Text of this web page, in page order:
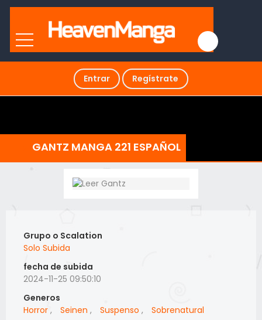
Entrar Regístrate
GANTZ MANGA 221 ESPAÑOL
Grupo o Scalation
Solo Subida
fecha de subida
2024-11-25 09:50:10
Generos
Horror , Seinen , Suspenso ,
Sobrenatural